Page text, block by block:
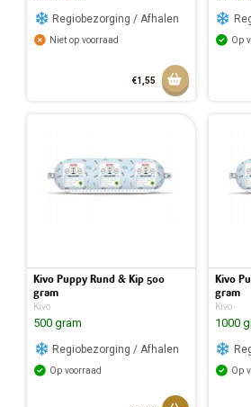
Regiobezorging / Afhalen
Niet op voorraad
€1,55 Aan
Op
Kivo Puppy Rund & Kip 500
gram
Kivo
500 gram
Regiobezorging / Afhalen
Op voorraad
Kivo
gram
Kivo
1000
Op